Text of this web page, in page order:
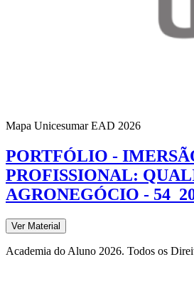
Mapa Unicesumar EAD 2026
PORTFÓLIO -
PROFISSIONAL:
AGRONEGÓCIO -
Ver Material
Academia do Aluno 2026. Todos os